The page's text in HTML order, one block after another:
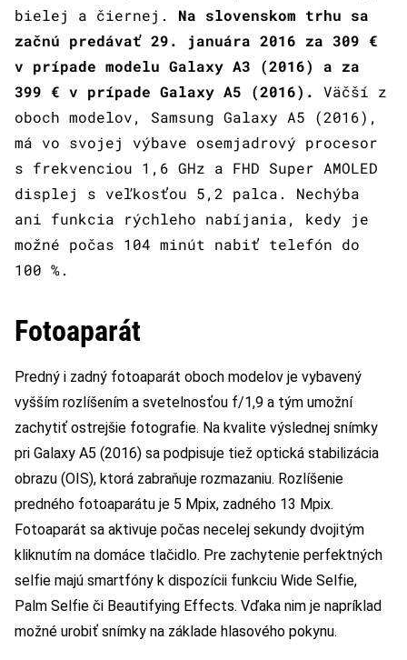
bielej a čiernej. Na slovenskom trhu sa
začnú predávať 29. januára 2016 za 309 €
v prípade modelu Galaxy A3 (2016) a za
399 € v prípade Galaxy A5 (2016).
Väčší z
oboch modelov, Samsung Galaxy A5 (2016),
má vo svojej výbave osemjadrový procesor
s frekvenciou 1,6 GHz a FHD Super AMOLED
displej s veľkosťou 5,2 palca. Nechýba
ani funkcia rýchleho nabíjania, kedy je
možné počas 104 minút nabiť telefón do
100 %.
Fotoaparát
Predný i zadný fotoaparát oboch modelov je vybavený
vyšším rozlíšením a svetelnosťou f/1,9 a tým umožní
zachytiť ostrejšie fotografie. Na kvalite výslednej snímky
pri Galaxy A5 (2016) sa podpisuje tiež optická stabilizácia
obrazu (OIS), ktorá zabraňuje rozmazaniu. Rozlíšenie
predného fotoaparátu je 5 Mpix, zadného 13 Mpix.
Fotoaparát sa aktivuje počas necelej sekundy dvojitým
kliknutím na domáce tlačidlo. Pre zachytenie perfektných
selfie majú smartfóny k dispozícii funkciu Wide Selfie,
Palm Selfie či Beautifying Effects. Vďaka nim je napríklad
možné urobiť snímky na základe hlasového pokynu.